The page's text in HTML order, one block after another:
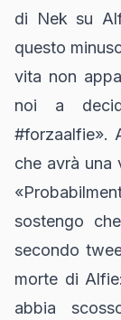
di Nek su
questo
vita non
noi a
#forzaalfie».
che avrà una
sostengo
secondo
morte di
abbia